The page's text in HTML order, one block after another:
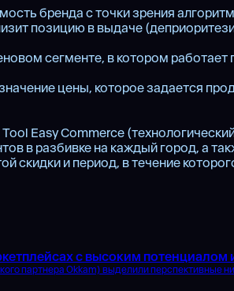
бренда с точки зрения
позицию в выдаче
сегменте, в котором
цены, которое задается
Easy Commerce
в разбивке на каждый город, а
скидки и период, в течение
с высоким потенциалом
партнера Okkam) выделили перспективные